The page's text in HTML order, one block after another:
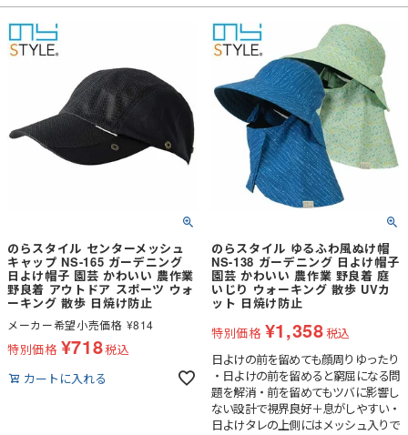
のらスタイル センターメッシュ
キャップ NS-165 ガーデニング
日よけ帽子 園芸 かわいい 農作業
野良着 アウトドア スポーツ ウォ
ーキング 散歩 日焼け防止
メーカー希望小売価格 ¥814
特別価格 ¥718税込
カートに入れる
のらスタイル ゆるふわ風ぬけ帽
NS-138 ガーデニング 日よけ帽子
園芸 かわいい 農作業 野良着 庭
いじり ウォーキング 散歩 UVカ
ット 日焼け防止
特別価格 ¥1,358税込
日よけの前を留めても顔周りゆったり
・日よけの前を留めると窮屈になる問
題を解消・前を留めてもツバに影響し
ない設計で視界良好＋息がしやすい・
日よけタレの上側にはメッシュ入りで